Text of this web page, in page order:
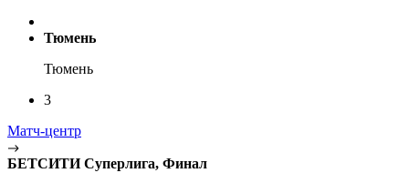
Тюмень
Тюмень
3
Матч-центр
БЕТСИТИ Суперлига, Финал